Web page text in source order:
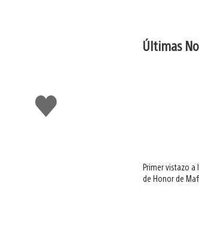
Me
gusta
Últimas
Primer vistazo a
de Honor de